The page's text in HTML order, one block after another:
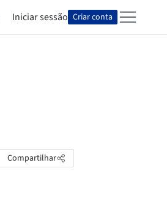
Iniciar sessão Criar conta
Compartilhar